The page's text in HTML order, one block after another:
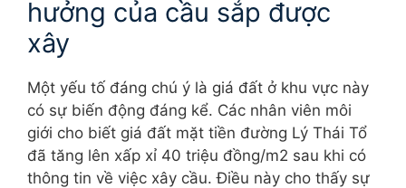
hưởng của cầu sắp được
xây
Một yếu tố đáng chú ý là giá đất ở khu vực này
có sự biến động đáng kể. Các nhân viên môi
giới cho biết giá đất mặt tiền đường Lý Thái Tổ
đã tăng lên xấp xỉ 40 triệu đồng/m2 sau khi có
thông tin về việc xây cầu. Điều này cho thấy sự